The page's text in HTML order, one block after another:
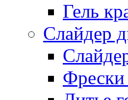
Гель
Слайдер